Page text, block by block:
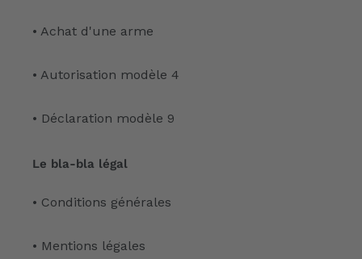
• Achat d'une arme
• Autorisation modèle 4
• Déclaration modèle 9
Le bla-bla légal
• Conditions générales
• Mentions légales